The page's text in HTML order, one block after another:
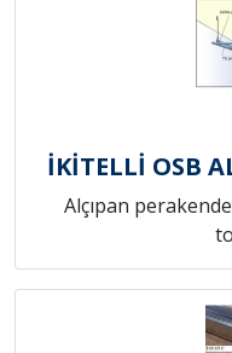
İKİTELLİ OSB
Alçıpan